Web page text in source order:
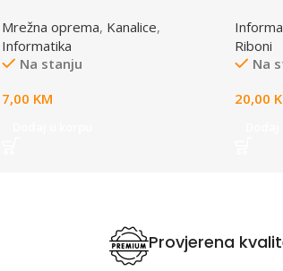
Mrežna oprema, Kanalice,
Informatika
Na stanju
7,00 KM
Riboni
Na
20,00
Provjerena